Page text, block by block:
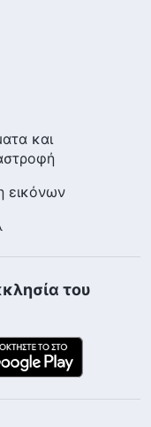
και
εικόνων
του